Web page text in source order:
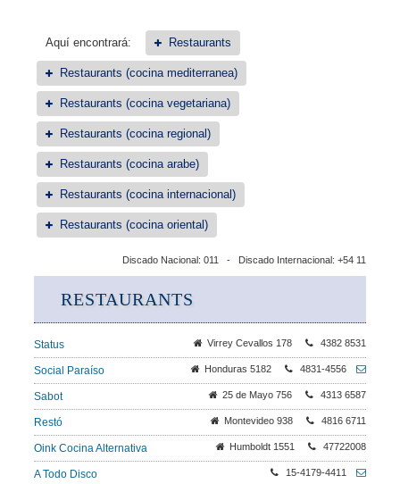
Aquí encontrará: Restaurants
Restaurants (cocina mediterranea)
Restaurants (cocina vegetariana)
Restaurants (cocina regional)
Restaurants (cocina arabe)
Restaurants (cocina internacional)
Restaurants (cocina oriental)
Discado Nacional: 011 - Discado Internacional: +54 11
RESTAURANTS
Status Virrey Cevallos 178 4382 8531
Social Paraíso Honduras 5182 4831-4556
Sabot 25 de Mayo 756 4313 6587
Restó Montevideo 938 4816 6711
Oink Cocina Alternativa Humboldt 1551 47722008
A Todo Disco 15-4179-4411